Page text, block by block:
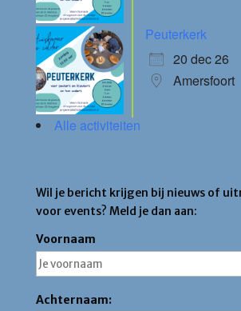
Peuterkerk
20 dec 26
Amersfoort
Alle activiteiten
Wil je bericht krijgen bij nieuws of
voor events? Meld je dan aan:
Voornaam
Achternaam: